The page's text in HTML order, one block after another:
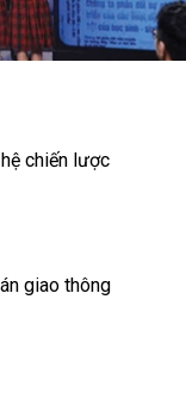
chiến lược
giao thông